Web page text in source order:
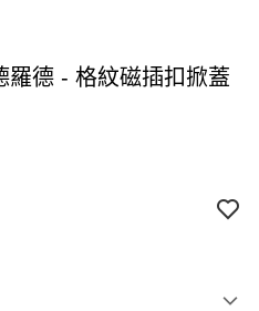
羅德 - 格紋磁插扣掀蓋